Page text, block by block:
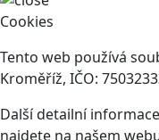
Cookies
Tento web používá
Kroměříž, IČO:
Další detailní
najdete na našem